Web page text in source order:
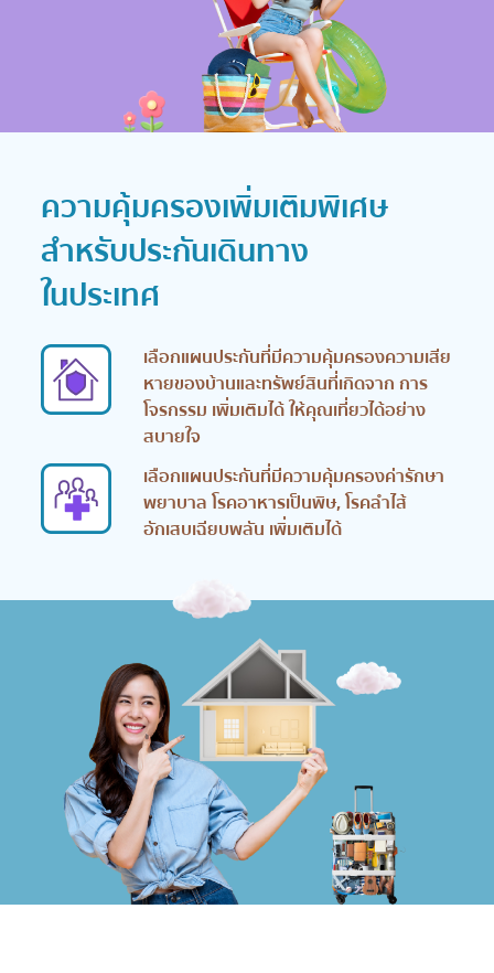
ความคุ้มครองเพิ่มเติมพิเศษ
สำหรับประกันเดินทาง
ในประเทศ
เลือกแผนประกันที่มีความคุ้มครองความเสีย
หายของบ้านและทรัพย์สินที่เกิดจาก การ
โจรกรรม เพิ่มเติมได้ ให้คุณเที่ยวได้อย่าง
สบายใจ
เลือกแผนประกันที่มีความคุ้มครองค่ารักษา
พยาบาล โรคอาหารเป็นพิษ, โรคลำไส้
อักเสบเฉียบพลัน เพิ่มเติมได้